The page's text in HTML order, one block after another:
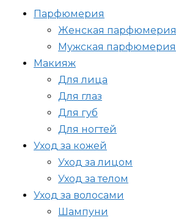
Парфюмерия
Женская парфюмерия
Мужская парфюмерия
Макияж
Для лица
Для глаз
Для губ
Для ногтей
Уход за кожей
Уход за лицом
Уход за телом
Уход за волосами
Шампуни